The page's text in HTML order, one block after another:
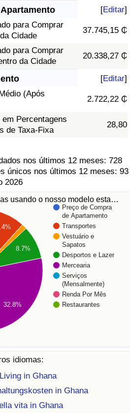
[Editar]
para Comprar
Cidade
37.745,15 ₵
para Comprar
da Cidade
20.338,27 ₵
[Editar]
(Após
2.722,22 ₵
Percentagens
de Taxa-Fixa
28,80
nos últimos 12 meses: 728
únicos nos últimos 12 meses: 93
2026
usando o nosso modelo esta…
Preço de Compra
de Apartamento
Transportes
Vestuário e
Sapatos
Desportos e Lazer
Mercearia
Serviços
(Mensalmente)
Renda Por Mês
Restaurantes
8.7%
32.8%
idiomas:
in Ghana
in Ghana
vita in Ghana